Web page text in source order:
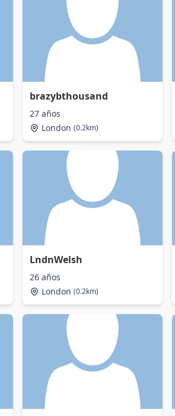
brazybthousand
27 años
London (0.2km)
LndnWelsh
26 años
London (0.2km)